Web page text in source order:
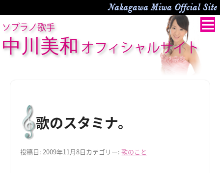
Nakagawa Miwa Offcial Site
ソプラノ歌手
中川美和 オフィシャルサイト
歌のスタミナ。
投稿日:2009年11月8日カテゴリー:歌のこと